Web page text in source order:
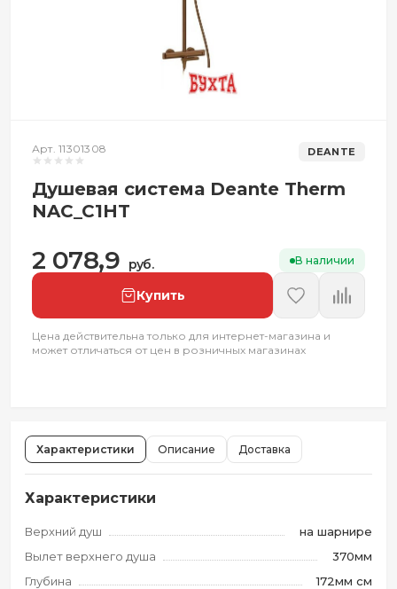
Арт. 11301308 DEANTE
Душевая система Deante Therm
NAC_C1HT
2 078,9 руб. В наличии
Купить
Цена действительна только для интернет-магазина и
может отличаться от цен в розничных магазинах
Характеристики Описание Доставка
Характеристики
Верхний душ
на шарнире
Вылет верхнего душа
370мм
Глубина
172мм см